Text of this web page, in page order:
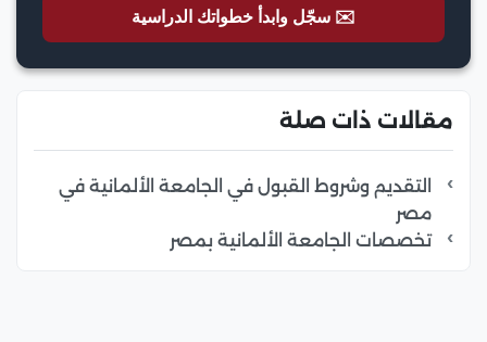
✉️ سجّل وابدأ خطواتك الدراسية
مقالات ذات صلة
التقديم وشروط القبول في الجامعة الألمانية في
مصر
تخصصات الجامعة الألمانية بمصر